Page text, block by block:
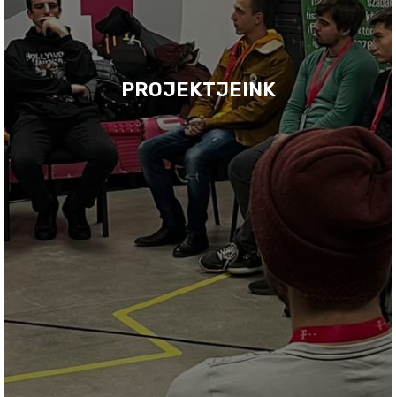
PROJEKTJEINK